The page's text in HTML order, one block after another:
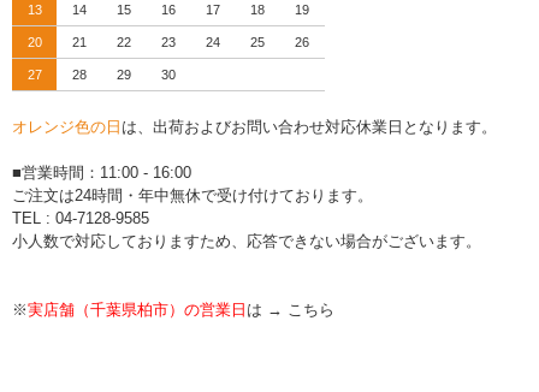
13 14 15 16 17 18 19
20 21 22 23 24 25 26
27 28 29 30
オレンジ色の日 は、出荷およびお問い合わせ対応休業日となります。
■営業時間：11:00 - 16:00
ご注文は24時間・年中無休で受け付けております。
TEL : 04-7128-9585
小人数で対応しておりますため、応答できない場合がございます。
※実店舗（千葉県柏市）の営業日 は → こちら